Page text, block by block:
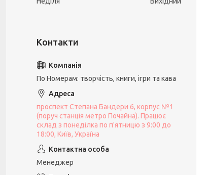
По Номерам: творчість, книги, ігри та кава
проспект Степана Бандери 6, корпус №1
(поруч станція метро Почайна). Працює
склад з понеділка по п'ятницю з 9:00 до
18:00, Київ, Україна
Менеджер